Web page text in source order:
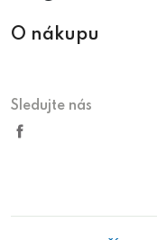
O nákupu
Sledujte nás